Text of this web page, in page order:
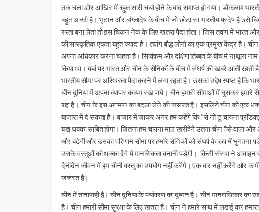
तक चला और आखिर में बहुत सारी चर्चा होने के बाद समाप्त हो गया। डोकलाम
बहुत अच्छी है। भूटान और बांग्लादेष के बीच में जो छोटा सा भारतीय प्रदेष है
रस्ता बना लेता तो इस चिकन नेक के लिए खतरा पैदा होता। जिस तवांग में भारत
की सांस्कृतिक एकता बहुत ज्यादा है। तवांग बौद्ध लोगों का एक प्रमुख केंद्र है। चीन
अपना अधिकार करना चाहता है। सिक्किम और दक्षिण तिब्बत के बीच में नाथूला
किया था। यहां पर भारत और चीन के सैनिकों के बीच में संघर्ष की खबरे आती रहती
भारतीय सीमा पर अस्थिरता पैदा करने में लगा रहता है। उसका उद्देष स्पष्ट है कि
चीन दुनिया में अपना व्यापार कायम रख पाये। चीन हमारी सीमाओं में घुसकर
रहा है। चीन के इस अपमान का बदला लेने की जरूरत है। इसलिये चीन को एक
बाजारां में दे सकता है। बाजार में जाकर अगर हम कहेंगे कि “से नो टू चायना
बडा धक्का साबित होगा। जितना हम चायना माल खरीदेंगे उतना चीन पैसे वाला
और बढेगी और उसका परिणाम सीमा पर हमारे सैनिकों को संघर्ष के रूप में भुगतना
उसके वस्तुओं को धक्का देंगे ये मानसिकता बनानी पडेगी। किसी संस्था ने आवाहन
दैनंदिन जीवन में हम चीनी वस्तु का उपयोग नहीं करेंगे। एक बार नहीं करेंगे और
जरूरत है।
चीन में तानाषाही है। चीन दुनिया के पर्यावरण का दुष्मन है। चीन मानवाधिकार
है। चीन हमारी सीमा सुरक्षा के लिए खतरा है। चीन ने हमारे साथ में लडाई कर